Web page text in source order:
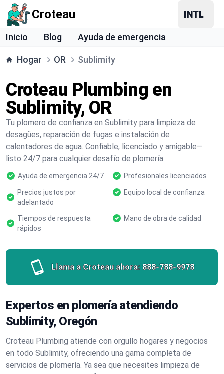
Croteau
Inicio Blog Ayuda de emergencia
Hogar OR Sublimity
Croteau Plumbing en
Sublimity, OR
Tu plomero de confianza en Sublimity para limpieza de
desagües, reparación de fugas e instalación de
calentadores de agua. Confiable, licenciado y amigable—
listo 24/7 para cualquier desafío de plomería.
Ayuda de emergencia 24/7
Profesionales licenciados
Precios justos por
adelantado
Equipo local de confianza
Tiempos de respuesta
rápidos
Mano de obra de calidad
Llama a Croteau ahora: 888-788-9978
Expertos en plomería atendiendo
Sublimity, Oregón
Croteau Plumbing atiende con orgullo hogares y negocios
en todo Sublimity, ofreciendo una gama completa de
servicios de plomería. Ya sea que necesites limpieza de